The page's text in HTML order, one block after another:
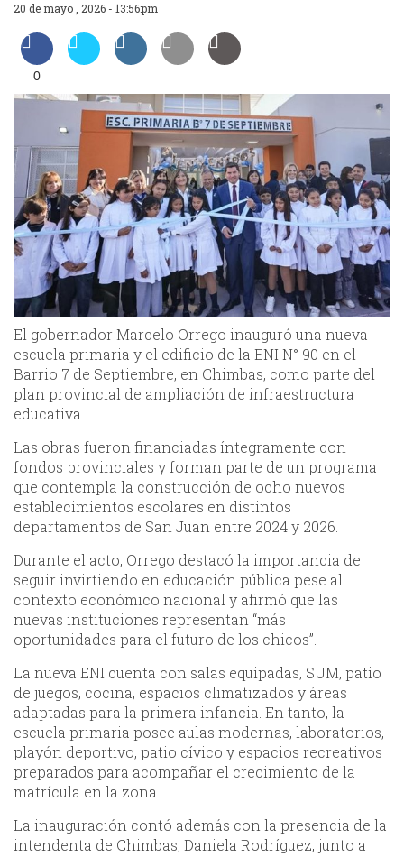
20 de mayo , 2026 - 13:56:pm
0
El gobernador Marcelo Orrego inauguró una nueva
escuela primaria y el edificio de la ENI N° 90 en el
Barrio 7 de Septiembre, en Chimbas, como parte del
plan provincial de ampliación de infraestructura
educativa.
Las obras fueron financiadas íntegramente con
fondos provinciales y forman parte de un programa
que contempla la construcción de ocho nuevos
establecimientos escolares en distintos
departamentos de San Juan entre 2024 y 2026.
Durante el acto, Orrego destacó la importancia de
seguir invirtiendo en educación pública pese al
contexto económico nacional y afirmó que las
nuevas instituciones representan “más
oportunidades para el futuro de los chicos”.
La nueva ENI cuenta con salas equipadas, SUM, patio
de juegos, cocina, espacios climatizados y áreas
adaptadas para la primera infancia. En tanto, la
escuela primaria posee aulas modernas, laboratorios,
playón deportivo, patio cívico y espacios recreativos
preparados para acompañar el crecimiento de la
matrícula en la zona.
La inauguración contó además con la presencia de la
intendenta de Chimbas, Daniela Rodríguez, junto a